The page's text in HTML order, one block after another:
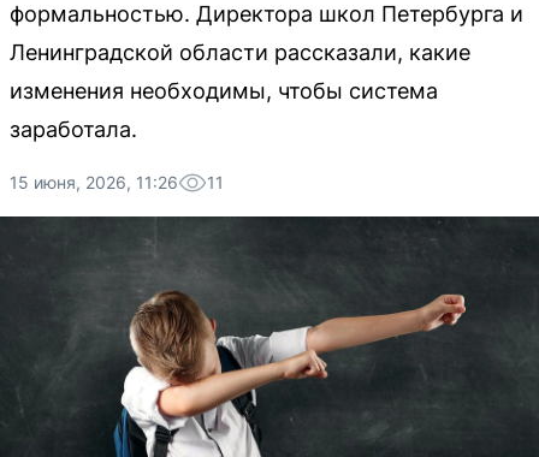
формальностью. Директора школ Петербурга и
Ленинградской области рассказали, какие
изменения необходимы, чтобы система
заработала.
15 июня, 2026, 11:26 11